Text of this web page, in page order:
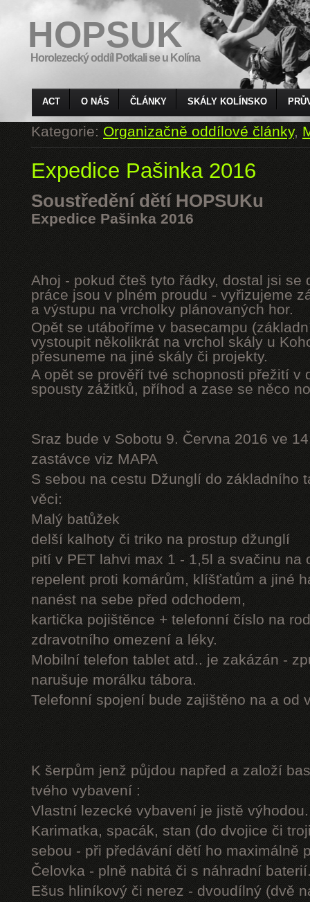
HOPSUK
Horolezecký oddíl Potkali se u Kolína
ACT O NÁS ČLÁNKY SKÁLY KOLÍNSKO
Kategorie:Organizačně oddílové články,
Expedice Pašinka 2016
Soustředění dětí HOPSUKu
Expedice Pašinka 2016
Ahoj - pokud čteš tyto řádky, dostal jsi se
práce jsou v plném proudu - vyřizujeme
a výstupu na vrcholky plánovaných hor.
Opět se utáboříme v basecampu
vystoupit několikrát na vrchol skály u
přesuneme na jiné skály či projekty.
A opět se prověří tvé schopnosti přežití v
spousty zážitků, příhod a zase se něco
Sraz bude v Sobotu 9. Června 2016 ve
zastávce viz MAPA
S sebou na cestu Džunglí do základního
věci:
Malý batůžek
delší kalhoty či triko na prostup džunglí
pití v PET lahvi max 1 - 1,5l a svačinu na
repelent proti komárům, klíšťatům a jiné
nanést na sebe před odchodem,
kartička pojištěnce + telefonní číslo na
zdravotního omezení a léky.
Mobilní telefon tablet atd.. je zakázán -
narušuje morálku tábora.
Telefonní spojení bude zajištěno na a od
K šerpům jenž půjdou napřed a založí
tvého vybavení :
Vlastní lezecké vybavení je jistě výhodou.
Karimatka, spacák, stan (do dvojice či
sebou - při předávání dětí ho maximálně
Čelovka - plně nabitá či s náhradní
Ešus hliníkový či nerez - dvoudílný (dvě